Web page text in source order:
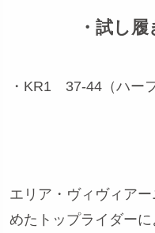
・試し
・KR1 37-44（ハー
エリア・ヴィヴィア
めたトップライダー